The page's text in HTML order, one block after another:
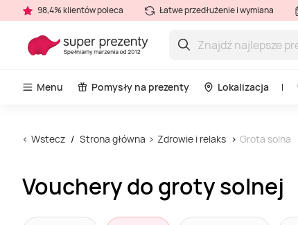
98,4% klientów poleca Łatwe przedłużenie i wymiana
Menu Pomysły na prezenty Lokalizacja
Wstecz Strona główna Zdrowie i relaks Grota solna
Vouchery do groty solnej